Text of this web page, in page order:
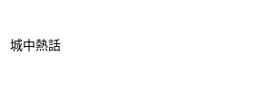
城中熱話